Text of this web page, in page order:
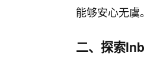
能够安心无
二、探索